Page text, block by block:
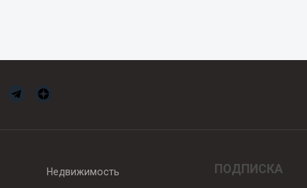
Недвижимость ПОДПИСКА